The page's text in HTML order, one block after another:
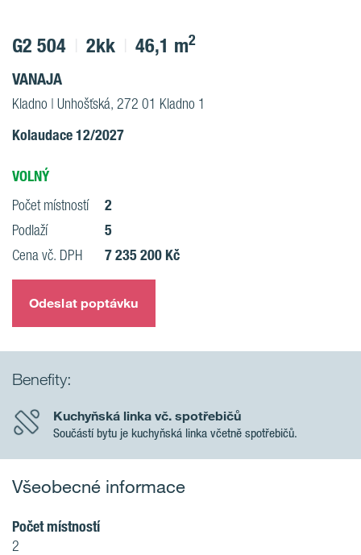
G2 504 2kk 46,1 m2
VANAJA
Kladno | Unhošťská, 272 01 Kladno 1
Kolaudace 12/2027
VOLNÝ
Počet místností 2
Podlaží 5
Cena vč. DPH 7 235 200 Kč
Odeslat poptávku
Benefity:
Kuchyňská linka vč. spotřebičů
Součástí bytu je kuchyňská linka včetně spotřebičů.
Všeobecné informace
Počet místností
2